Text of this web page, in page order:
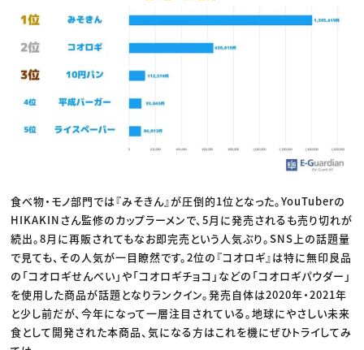
食べ物・モノ部門では『みそきん』が圧倒的1位となった。YouTuberの
HIKAKINさん監修のカップラーメンで、5月に発売されるも売り切れが
続出。8月に再販されてもなお即完売という人気ぶり。SNS上の話題量
で見ても、その人気が一目瞭然です。2位の『コオロギ』は特に無印良品
の「コオロギせんべい」や「コオロギチョコ」などの「コオロギパウダー」
を使用した商品が話題となりランクイン。発売自体は2020年・2021年
と少し前だが、今年になって一層注目されている。地球にやさしい未来
食として開発された本商品、気になる方はこれを機にぜひトライしてみ